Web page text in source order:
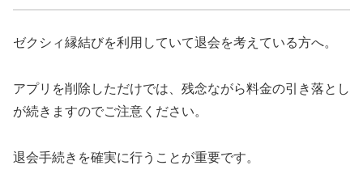
ゼクシィ縁結びを利用していて退会を考えている方へ。
アプリを削除しただけでは、残念ながら料金の引き落とし
が続きますのでご注意ください。
退会手続きを確実に行うことが重要です。